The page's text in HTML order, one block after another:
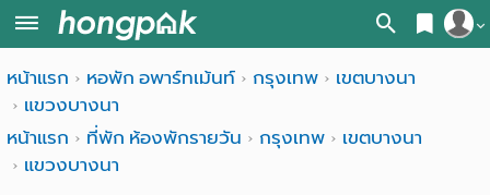
สมัครสมาชิก
หน้า
ค้นหา
หน้าแรก หอพัก อพาร์ทเม้นท์ กรุงเทพ
เขตบางนา
แขวงบางนา
หน้าแรก
ที่พัก ห้องพักรายวัน กรุงเทพ
เขตบางนา
แขวงบางนา